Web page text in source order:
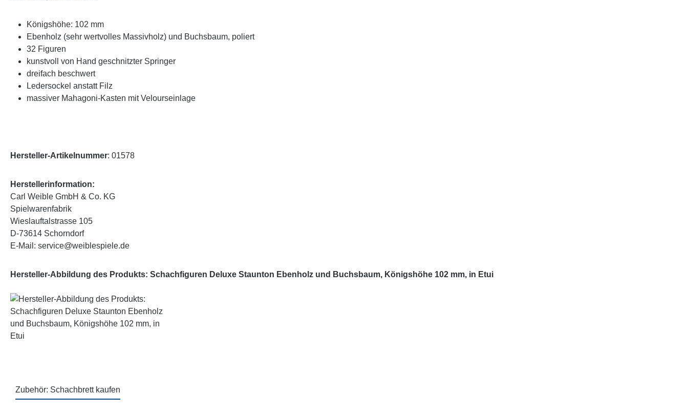
Königshöhe: 102 mm
Ebenholz (sehr wertvolles Massivholz) und Buchsbaum, poliert
32 Figuren
kunstvoll von Hand geschnitzter Springer
dreifach beschwert
Ledersockel anstatt Filz
massiver Mahagoni-Kasten mit Velourseinlage
Hersteller-Artikelnummer: 01578
Herstellerinformation:
Carl Weible GmbH & Co. KG
Spielwarenfabrik
Wieslauftalstrasse 105
D-73614 Schorndorf
E-Mail: service@weiblespiele.de
Hersteller-Abbildung des Produkts: Schachfiguren Deluxe Staunton Ebenholz und Buchsbaum, Königshöhe 102 mm, in Etui
Zubehör: Schachbrett kaufen